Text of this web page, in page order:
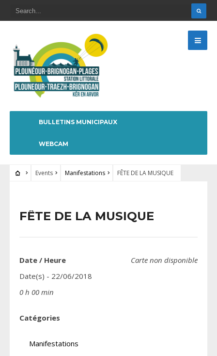
BULLETINS MUNICIPAUX
WEBCAM
Events Manifestations FÊTE DE LA MUSIQUE
FÊTE DE LA MUSIQUE
Carte non disponible
Date / Heure
Date(s) - 22/06/2018
0 h 00 min
Catégories
Manifestations